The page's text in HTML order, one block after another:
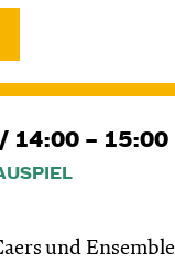
14:00 – 15:00
und Ensemble